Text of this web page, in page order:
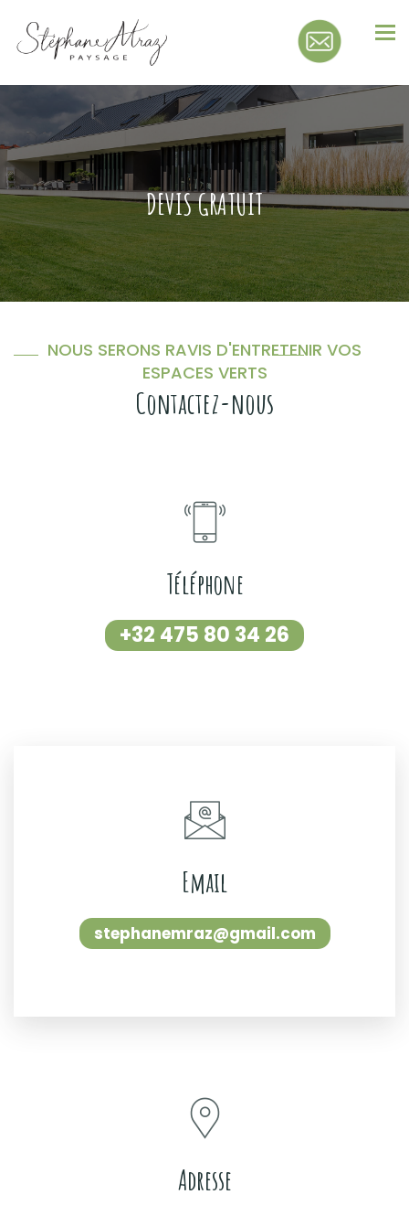
DEVIS GRATUIT
NOUS SERONS RAVIS D'ENTRETENIR VOS
ESPACES VERTS
Contactez-nous
Téléphone
+32 475 80 34 26
Email
stephanemraz@gmail.com
Adresse